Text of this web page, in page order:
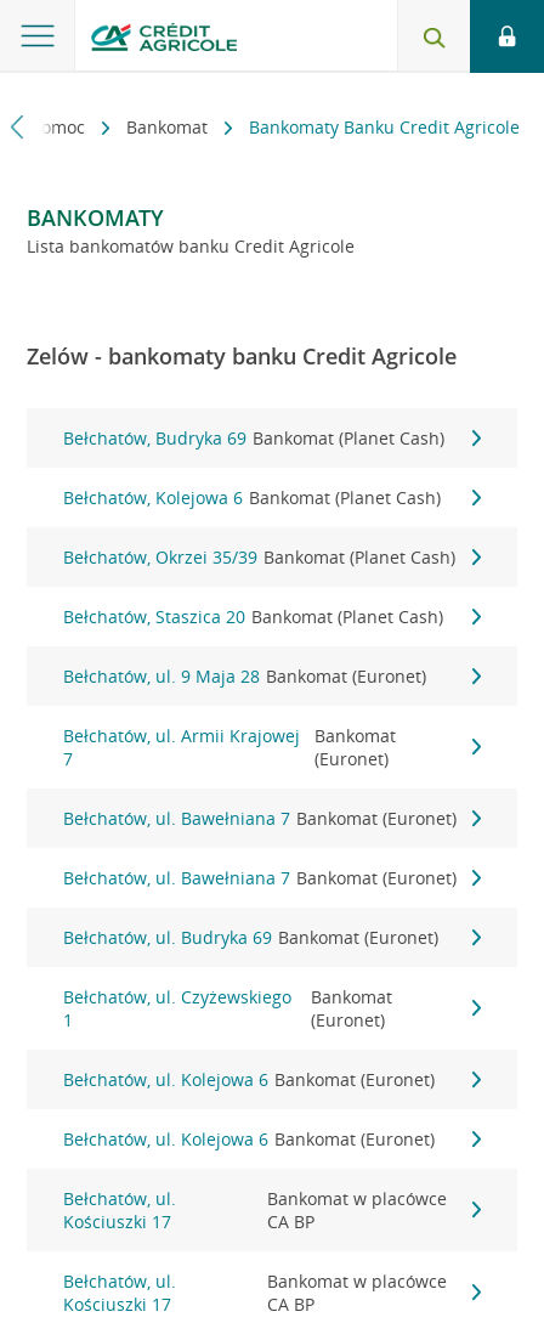
i pomoc Bankomat Bankomaty Banku Credit Agricole
BANKOMATY
Lista bankomatów banku Credit Agricole
Zelów - bankomaty banku Credit Agricole
Bełchatów, Budryka 69 Bankomat (Planet Cash)
Bełchatów, Kolejowa 6 Bankomat (Planet Cash)
Bełchatów, Okrzei 35/39 Bankomat (Planet Cash)
Bełchatów, Staszica 20 Bankomat (Planet Cash)
Bełchatów, ul. 9 Maja 28 Bankomat (Euronet)
Bełchatów, ul. Armii Krajowej
7
Bankomat
(Euronet)
Bełchatów, ul. Bawełniana 7 Bankomat (Euronet)
Bełchatów, ul. Bawełniana 7 Bankomat (Euronet)
Bełchatów, ul. Budryka 69 Bankomat (Euronet)
Bełchatów, ul. Czyżewskiego
1
Bankomat
(Euronet)
Bełchatów, ul. Kolejowa 6 Bankomat (Euronet)
Bełchatów, ul. Kolejowa 6 Bankomat (Euronet)
Bełchatów, ul.
Kościuszki 17
Bankomat w placówce
CA BP
Bełchatów, ul.
Kościuszki 17
Bankomat w placówce
CA BP